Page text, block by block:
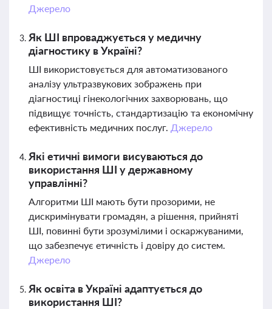
Джерело
Як ШІ впроваджується у медичну
діагностику в Україні?
ШІ використовується для автоматизованого
аналізу ультразвукових зображень при
діагностиці гінекологічних захворювань, що
підвищує точність, стандартизацію та економічну
ефективність медичних послуг. Джерело
Які етичні вимоги висуваються до
використання ШІ у державному
управлінні?
Алгоритми ШІ мають бути прозорими, не
дискримінувати громадян, а рішення, прийняті
ШІ, повинні бути зрозумілими і оскаржуваними,
що забезпечує етичність і довіру до систем.
Джерело
Як освіта в Україні адаптується до
використання ШІ?